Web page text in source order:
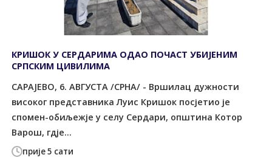
прије 5 сати
КРИШОК У СЕРДАРИМА ОДАО ПОЧАСТ УБИЈЕНИМ
СРПСКИМ ЦИВИЛИМА
САРАЈЕВО, 6. АВГУСТА /СРНА/ - Вршилац дужности
високог представника Луис Кришок посјетио је
спомен-обиљежје у селу Сердари, општина Котор
Варош, гдје...